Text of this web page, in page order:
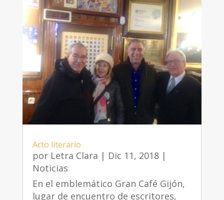
Acto literario
por Letra Clara | Dic 11, 2018|
Noticias
En el emblemático Gran Café Gijón,
lugar de encuentro de escritores,